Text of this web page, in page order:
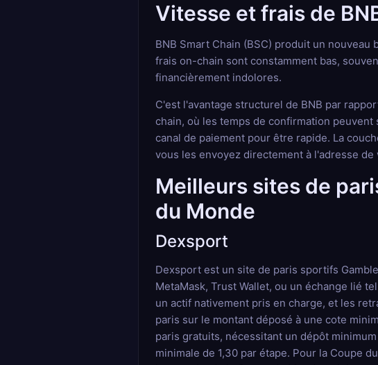
Vitesse et frais de
BNB Smart Chain (BSC) produit un
frais on-chain sont constamment bas,
financièrement indolores.
C'est l'avantage structurel de BNB par
chain, où les temps de confirmation
canal de paiement pour être rapide. La
vous les envoyez directement à l'adresse
Meilleurs sites de
du Monde
Dexsport
Dexsport est un site de paris sportifs
MetaMask, Trust Wallet, ou un échange lié
un actif nativement pris en charge, et les
paris sur le montant déposé à une cote
paris gratuits, nécessitant un dépôt
minimale de 1,30 par étape. Pour la Coupe